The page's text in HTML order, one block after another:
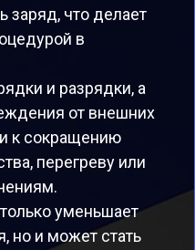
заряд, что делает
в
и разрядки, а
от внешних
к сокращению
перегреву или
уменьшает
но и может стать